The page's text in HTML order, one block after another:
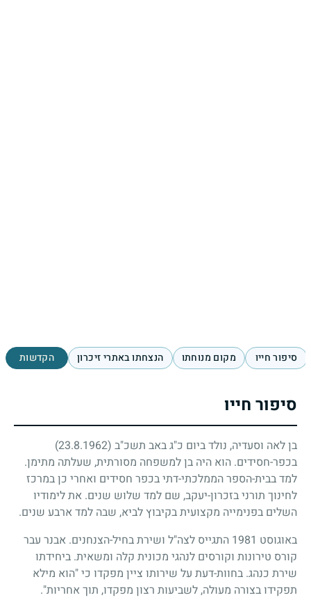
סיפור חייו מקום מנוחתו הנצחתו באתרי זיכרון הקדשות
סיפור חייו
בן לאה וסעדיה, נולד ביום כ"ג באב תשכ"ב (23.8.1962)
בכפר-חסידים. הוא היה בן למשפחה מסורתית, שעלתה מתימן.
למד בבית-הספר הממלכתי-דתי בכפר חסידים ואחרי כן במרכז
לחינוך תורני בזכרון-יעקב, שם למד שלוש שנים. את לימודיו
השלים בפנימייה מקצועית בקיבוץ לביא, שבה למד ארבע שנים.
באוגוסט 1981 התגייס לצה"ל ושירת בחיל-הצנחנים. אבנר עבר
קורס טירונות וקורסים לנהגי מכונית קלה ומשאית. ביחידתו
שירת כנהג. בחוות-דעת על שירותו ציין מפקדו כי "הוא מילא
תפקידו בצורה מעולה, לשביעות רצון מפקדו, תוך אחריות".